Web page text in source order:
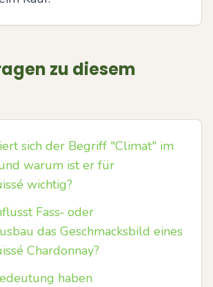
zu diesem
sich der Begriff "Climat" im
warum ist er für
wichtig?
Fass‑ oder
das Geschmacksbild eines
Chardonnay?
haben